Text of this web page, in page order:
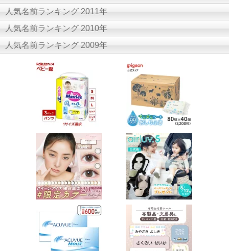
人気名前ランキング 2011年
人気名前ランキング 2010年
人気名前ランキング 2009年